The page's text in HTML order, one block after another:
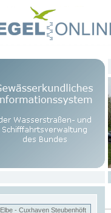
Elbe - Cuxhaven Steubenhöft